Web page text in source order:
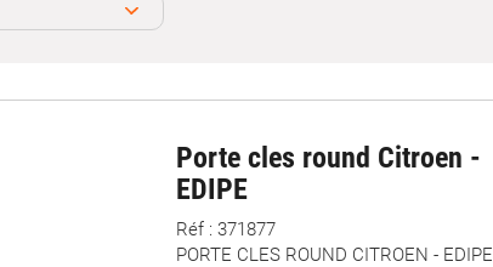
Porte cles round Citroen -
EDIPE
Réf : 371877
PORTE CLES ROUND CITROEN - EDIPE